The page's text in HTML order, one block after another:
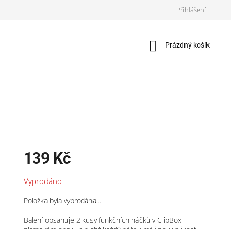
Přihlášení
Nákupní
Prázdný košík
139 Kč
cena:
Vyprodáno
Položka byla vyprodána…
Balení obsahuje 2 kusy funkčních háčků v ClipBox